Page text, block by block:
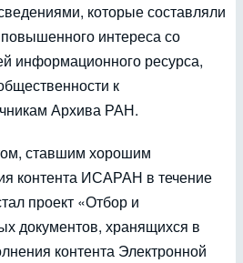
которые составляли
интереса со
информационного ресурса,
к
Архива РАН.
ставшим хорошим
контента ИСАРАН в течение
проект «Отбор и
документов, хранящихся в
контента Электронной